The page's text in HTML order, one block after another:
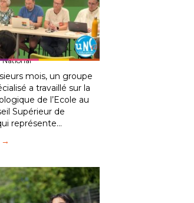
de
: l’UNSA Éducation
les lignes
National
mois, un groupe
a travaillé sur la
de l’Ecole au
Supérieur de
représente…
→